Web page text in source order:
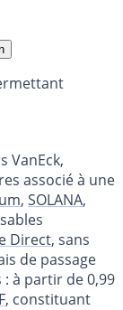
VanEck,
associé à une
, SOLANA,
Direct, sans
de passage
à partir de 0,99
, constituant